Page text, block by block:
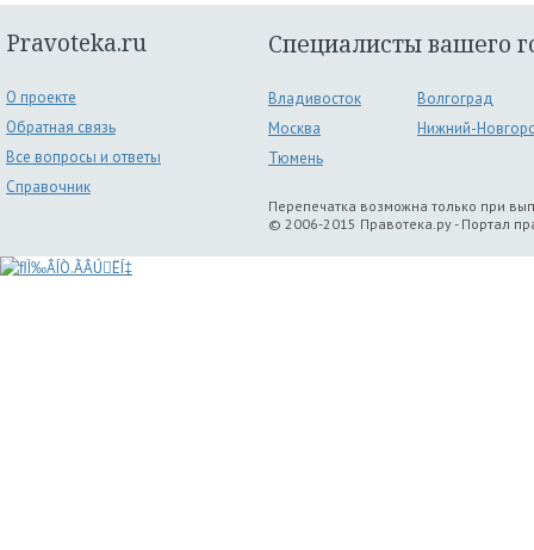
Pravoteka.ru
О проекте
Обратная связь
Все вопросы и ответы
Справочник
Специалисты вашего
Владивосток
Волгоград
Москва
Нижний-
Тюмень
Перепечатка возможна только при
© 2006-2015 Правотека.ру - Портал